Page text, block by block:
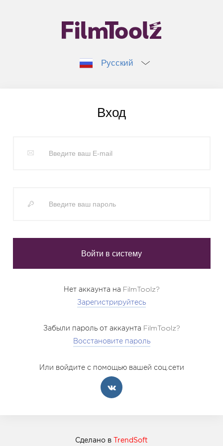
Русский
Вход
Нет аккаунта на FilmToolz?
Зарегистрируйтесь
Забыли пароль от аккаунта FilmToolz?
Восстановите пароль
Или войдите с помощью вашей соц.сети
Сделано в TrendSoft